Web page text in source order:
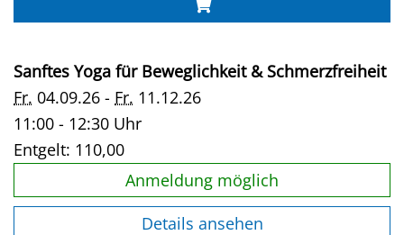
Sanftes Yoga für Beweglichkeit & Schmerzfreiheit
Fr. 04.09.26 - Fr. 11.12.26
11:00 - 12:30 Uhr
Entgelt: 110,00
Anmeldung möglich
Details ansehen